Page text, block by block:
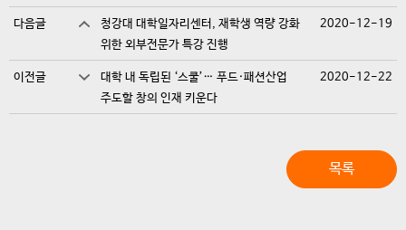
다음글
청강대 대학일자리센터, 재학생 역량 강화
위한 외부전문가 특강 진행
2020-12-19
이전글
대학 내 독립된 ‘스쿨’… 푸드·패션산업
주도할 창의 인재 키운다
2020-12-22
목록